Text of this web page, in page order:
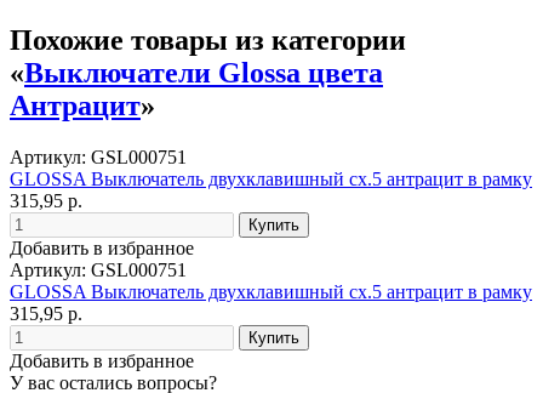
Похожие товары из категории
«Выключатели Glossa цвета
Антрацит»
Артикул: GSL000751
GLOSSA Выключатель двухклавишный сх.5 антрацит в рамку
315,95 р.
Добавить в избранное
Артикул: GSL000751
GLOSSA Выключатель двухклавишный сх.5 антрацит в рамку
315,95 р.
Добавить в избранное
У вас остались вопросы?